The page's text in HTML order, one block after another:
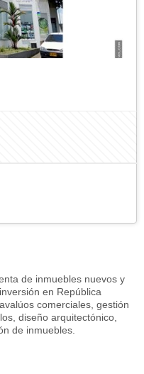
de inmuebles nuevos y
en República
comerciales, gestión
diseño arquitectónico,
de inmuebles.